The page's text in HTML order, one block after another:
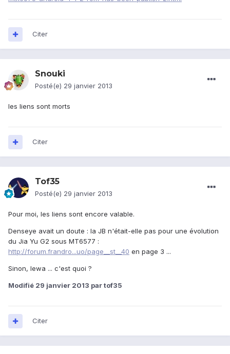
Citer
Snouki
Posté(e) 29 janvier 2013
les liens sont morts
Citer
Tof35
Posté(e) 29 janvier 2013
Pour moi, les liens sont encore valable.
Denseye avait un doute : la JB n'était-elle pas pour une évolution
du Jia Yu G2 sous MT6577 :
http://forum.frandro...uo/page__st__40 en page 3 ...
Sinon, lewa ... c'est quoi ?
Modifié 29 janvier 2013 par tof35
Citer